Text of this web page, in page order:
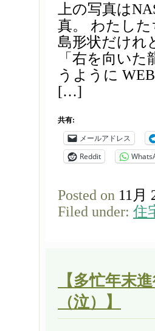
上の写真は
真。 わたし
島形状だけれ
「右を向い
うように
[…]
共有:
メールアドレス
Reddit
Posted on 11月
Filed under: 住
【多忙年末
（泣）】